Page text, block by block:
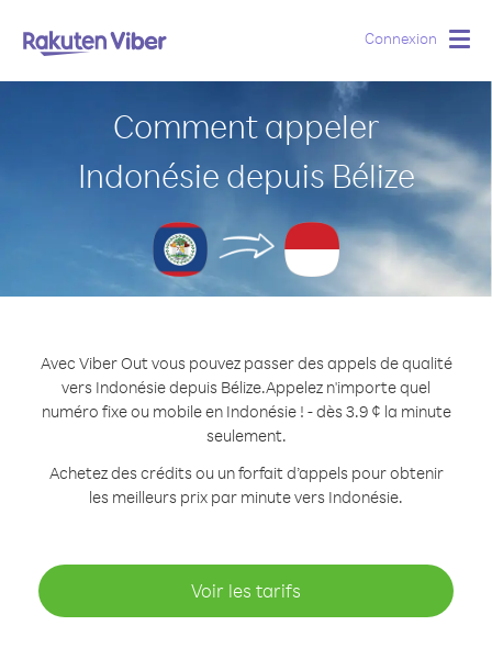
Connexion
Comment appeler
Indonésie depuis Bélize
Avec Viber Out vous pouvez passer des appels de qualité
vers Indonésie depuis Bélize.Appelez n'importe quel
numéro fixe ou mobile en Indonésie ! - dès 3.9 ¢ la minute
seulement.
Achetez des crédits ou un forfait d’appels pour obtenir
les meilleurs prix par minute vers Indonésie.
Voir les tarifs